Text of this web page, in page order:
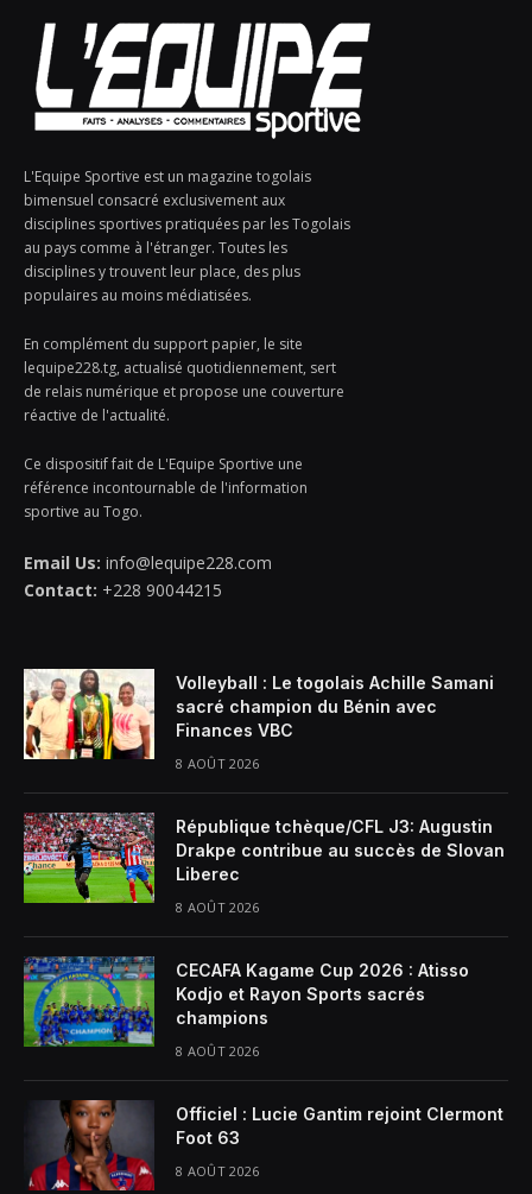
L'Equipe Sportive est un magazine togolais
bimensuel consacré exclusivement aux
disciplines sportives pratiquées par les Togolais
au pays comme à l'étranger. Toutes les
disciplines y trouvent leur place, des plus
populaires au moins médiatisées.
En complément du support papier, le site
lequipe228.tg, actualisé quotidiennement, sert
de relais numérique et propose une couverture
réactive de l'actualité.
Ce dispositif fait de L'Equipe Sportive une
référence incontournable de l'information
sportive au Togo.
Email Us: info@lequipe228.com
Contact: +228 90044215
Volleyball : Le togolais Achille Samani
sacré champion du Bénin avec
Finances VBC
8 AOÛT 2026
République tchèque/CFL J3: Augustin
Drakpe contribue au succès de Slovan
Liberec
8 AOÛT 2026
CECAFA Kagame Cup 2026 : Atisso
Kodjo et Rayon Sports sacrés
champions
8 AOÛT 2026
Officiel : Lucie Gantim rejoint Clermont
Foot 63
8 AOÛT 2026